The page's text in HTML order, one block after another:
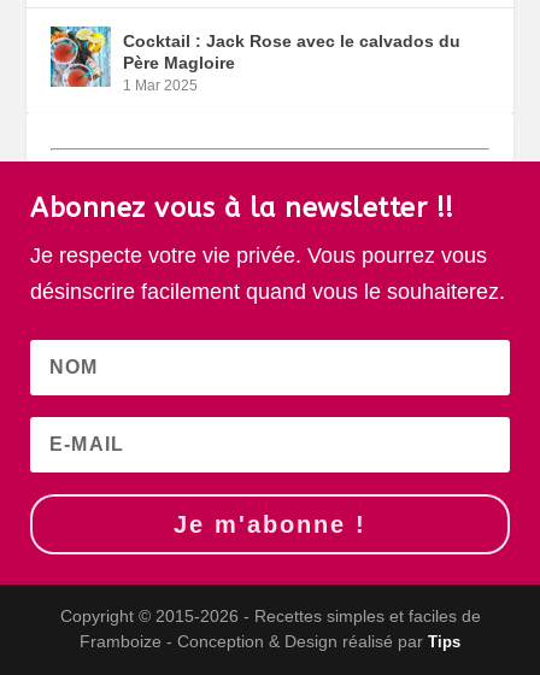
Cocktail : Jack Rose avec le calvados du
Père Magloire
1 Mar 2025
Abonnez vous à la newsletter !!
Je respecte votre vie privée. Vous pourrez vous
désinscrire facilement quand vous le souhaiterez.
Je m'abonne !
Copyright © 2015-2026 - Recettes simples et faciles de
Framboize - Conception & Design réalisé par Tips